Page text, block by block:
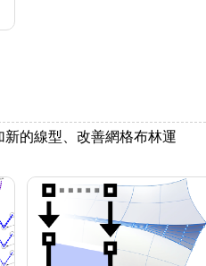
的線型、改善網格布林運